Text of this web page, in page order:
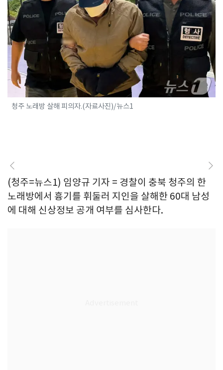
청주 노래방 살해 피의자.(자료사진)/뉴스1
(청주=뉴스1) 임양규 기자 = 경찰이 충북 청주의 한
노래방에서 흉기를 휘둘러 지인을 살해한 60대 남성
에 대해 신상정보 공개 여부를 심사한다.